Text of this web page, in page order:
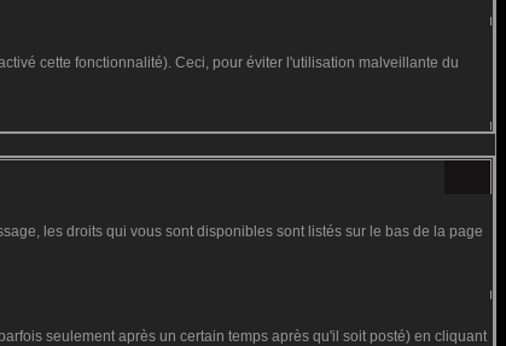
cette fonctionnalité). Ceci, pour éviter l'utilisation malveillante du
les droits qui vous sont disponibles sont listés sur le bas de la page
seulement après un certain temps après qu'il soit posté) en cliquant